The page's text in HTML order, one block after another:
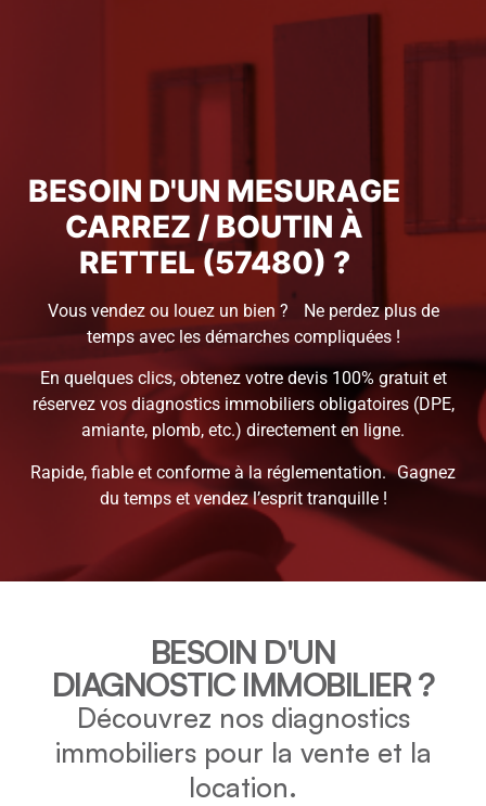
BESOIN D'UN MESURAGE
CARREZ / BOUTIN À
RETTEL (57480) ?
Vous vendez ou louez un bien ? Ne perdez plus de
temps avec les démarches compliquées !
En quelques clics, obtenez votre devis 100% gratuit et
réservez vos diagnostics immobiliers obligatoires (DPE,
amiante, plomb, etc.) directement en ligne.
Rapide, fiable et conforme à la réglementation. Gagnez
du temps et vendez l’esprit tranquille !
BESOIN D'UN
DIAGNOSTIC IMMOBILIER ?
Découvrez nos diagnostics
immobiliers pour la vente et la
location.